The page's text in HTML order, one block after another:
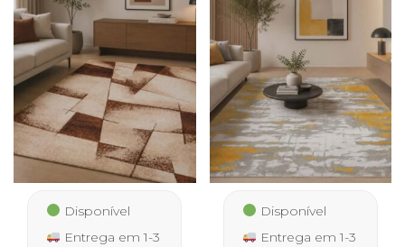
Disponível
Entrega em 1-3
Disponível
Entrega em 1-3